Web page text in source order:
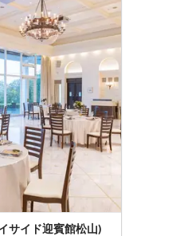
サイド迎賓館松山)